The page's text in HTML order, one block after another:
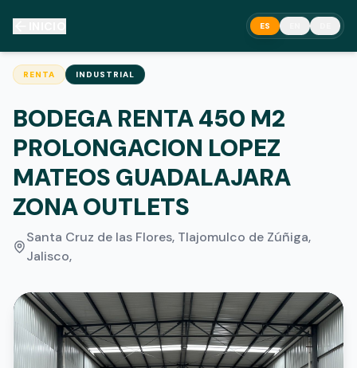
ES
RENTA INDUSTRIAL
BODEGA RENTA 450 M2
PROLONGACION LOPEZ
MATEOS GUADALAJARA
ZONA OUTLETS
Santa Cruz de las Flores, Tlajomulco de Zúñiga,
Jalisco,